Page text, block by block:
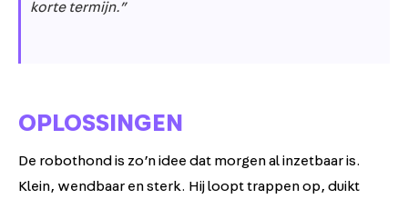
korte termijn.”
OPLOSSINGEN
De robothond is zo’n idee dat morgen al inzetbaar is.
Klein, wendbaar en sterk. Hij loopt trappen op, duikt